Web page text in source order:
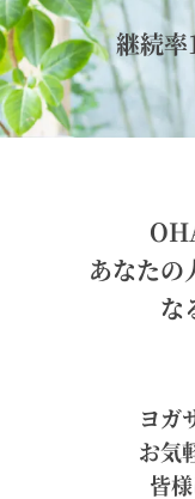
継続
あなたの
な
ヨガ
お気
皆